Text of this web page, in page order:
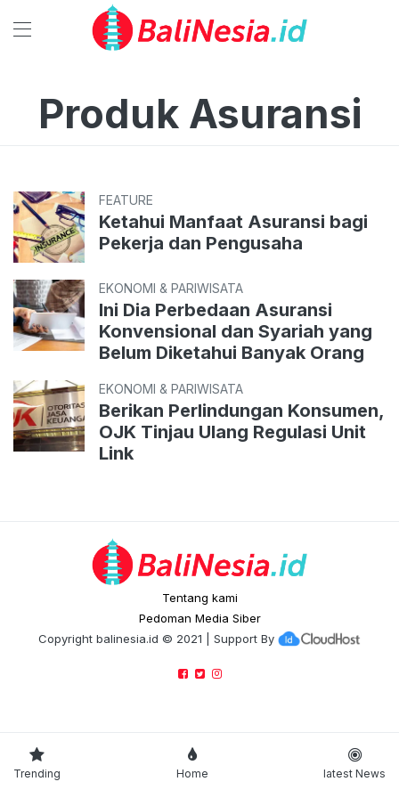
Produk Asuransi
FEATURE
Ketahui Manfaat Asuransi bagi
Pekerja dan Pengusaha
EKONOMI & PARIWISATA
Ini Dia Perbedaan Asuransi
Konvensional dan Syariah yang
Belum Diketahui Banyak Orang
EKONOMI & PARIWISATA
Berikan Perlindungan Konsumen,
OJK Tinjau Ulang Regulasi Unit
Link
Tentang kami
Pedoman Media Siber
Copyright balinesia.id © 2021 | Support By
Trending Home latest News